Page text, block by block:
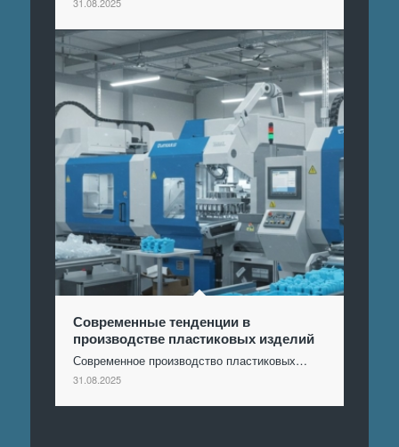
Современные тенденции в
производстве пластиковых изделий
Современное производство пластиковых…
31.08.2025